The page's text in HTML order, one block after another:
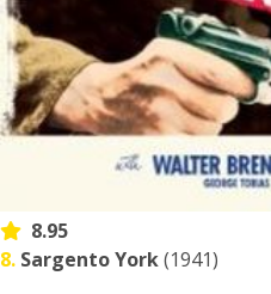
8.95
8. Sargento York(1941)